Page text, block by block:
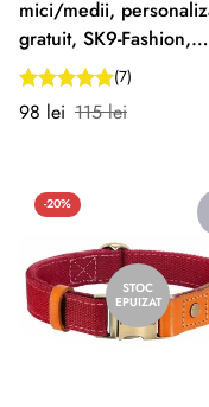
mici/medii,
gratuit, SK9-Fashion,
TURCOAZ (7)
Preț
98 lei
Preț
115 lei
-20%
STOC
EPUIZAT